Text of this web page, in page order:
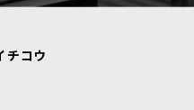
チコウ